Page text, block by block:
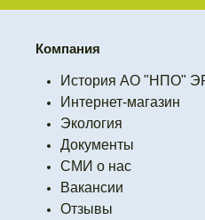
Компания
История АО "НПО"
Интернет-магазин
Экология
Документы
СМИ о нас
Вакансии
Отзывы